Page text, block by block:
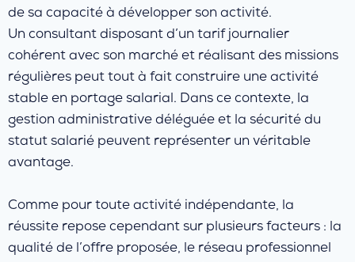
de sa capacité à développer son activité.
Un consultant disposant d’un tarif journalier
cohérent avec son marché et réalisant des missions
régulières peut tout à fait construire une activité
stable en portage salarial. Dans ce contexte, la
gestion administrative déléguée et la sécurité du
statut salarié peuvent représenter un véritable
avantage.
Comme pour toute activité indépendante, la
réussite repose cependant sur plusieurs facteurs : la
qualité de l’offre proposée, le réseau professionnel